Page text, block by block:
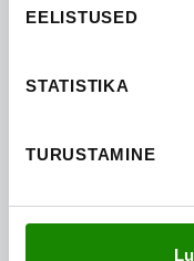
EELISTUSED
STATISTIKA
TURUSTAMINE
MAGAMISTUBA